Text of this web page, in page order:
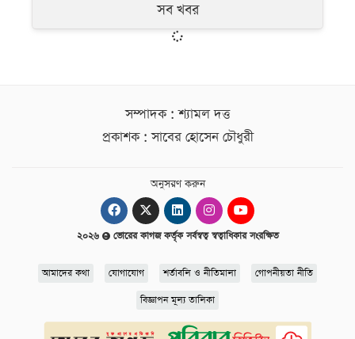
সব খবর
সম্পাদক : শ্যামল দত্ত
প্রকাশক : সাবের হোসেন চৌধুরী
অনুসরণ করুন
২০২৬ ভোরের কাগজ কর্তৃক সর্বস্বত্ব স্বত্বাধিকার সংরক্ষিত
আমাদের কথা যোগাযোগ শর্তাবলি ও নীতিমালা গোপনীয়তা নীতি
বিজ্ঞাপন মূল্য তালিকা